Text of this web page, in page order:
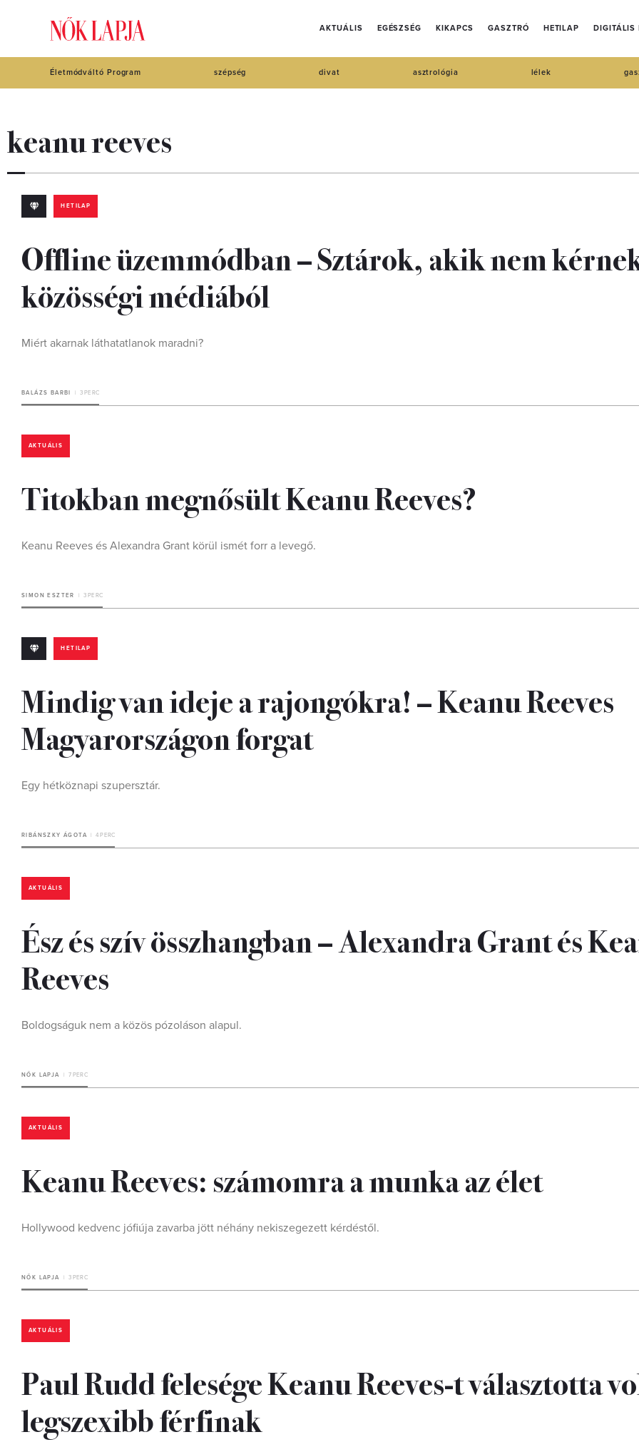
AKTUÁLIS EGÉSZSÉG KIKAPCS GASZTRÓ HETILAP DIGITÁLIS
Életmódváltó Program szépség divat asztrológia lélek
keanu reeves
HETILAP
Offline üzemmódban – Sztárok, akik nem
közösségi médiából
Miért akarnak láthatatlanok maradni?
BALÁZS BARBI 3 PERC
AKTUÁLIS
Titokban megnősült Keanu Reeves?
Keanu Reeves és Alexandra Grant körül ismét forr a levegő.
SIMON ESZTER 3 PERC
HETILAP
Mindig van ideje a rajongókra! – Keanu Reeves
Magyarországon forgat
Egy hétköznapi szupersztár.
RIBÁNSZKY ÁGOTA 4 PERC
AKTUÁLIS
Ész és szív összhangban – Alexandra Grant és
Reeves
Boldogságuk nem a közös pózoláson alapul.
NŐK LAPJA 7 PERC
AKTUÁLIS
Keanu Reeves: számomra a munka az élet
Hollywood kedvenc jófiúja zavarba jött néhány nekiszegezett kérdéstől.
NŐK LAPJA 3 PERC
AKTUÁLIS
Paul Rudd felesége Keanu Reeves-t választotta
legszexibb férfinak